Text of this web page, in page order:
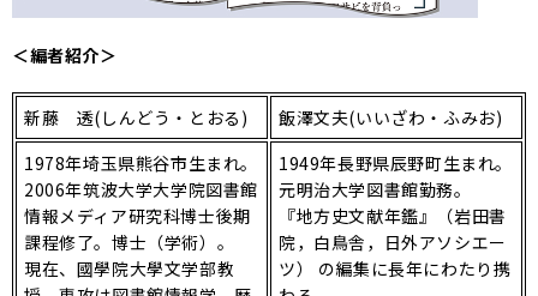
＜編者紹介＞
新藤 透(しんどう・とおる)
飯澤文夫(いいざわ・ふみお)
1978年埼玉県熊谷市生まれ。
2006年筑波大学大学院図書館
情報メディア研究科博士後期
課程修了。博士（学術）。
現在、國學院大學文学部教
1949年長野県辰野町生まれ。
元明治大学図書館勤務。
『地方史文献年鑑』（岩田書
院，白鳥舎，日外アソシエー
ツ） の編集に長年にわたり携